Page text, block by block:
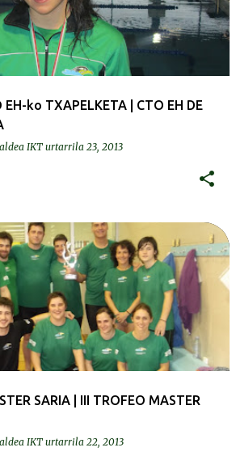
EH-ko TXAPELKETA | CTO EH DE
IKTurtarrila 23, 2013
SARIA | III TROFEO MASTER
IKTurtarrila 22, 2013